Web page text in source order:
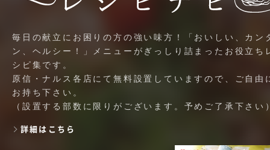
毎日の献立にお困りの方の強い味方！「おいしい、カン
ン、ヘルシー！」メニューがぎっしり詰まったお役立ち
シピ集です。
原信・ナルス各店にて無料設置していますので、ご自由
お持ち下さい。
（設置する部数に限りがございます。予めご了承下さい
詳細はこちら